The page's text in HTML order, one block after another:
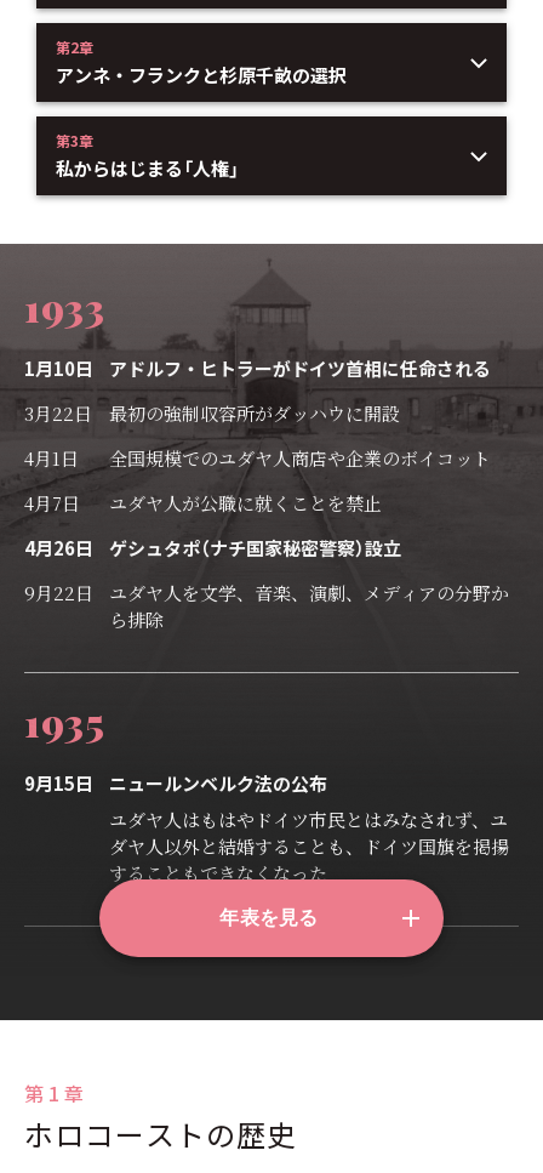
第2章
アンネ・フランクと杉原千畝の選択
第3章
私からはじまる「人権」
1933
1月10日
アドルフ・ヒトラーがドイツ首相に任命される
3月22日
最初の強制収容所がダッハウに開設
4月1日
全国規模でのユダヤ人商店や企業のボイコット
4月7日
ユダヤ人が公職に就くことを禁止
4月26日
ゲシュタポ（ナチ国家秘密警察）設立
9月22日
ユダヤ人を文学、音楽、演劇、メディアの分野か
ら排除
1935
9月15日
ニュールンベルク法の公布
ユダヤ人はもはやドイツ市民とはみなされず、ユ
ダヤ人以外と結婚することも、ドイツ国旗を掲揚
することもできなくなった
3月7日
イツがベルサイユ条約を破棄
年表を見る
第1章
ホロコーストの歴史